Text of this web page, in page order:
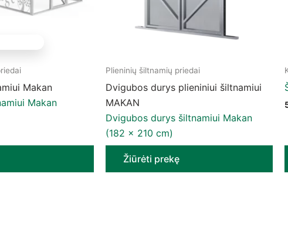
Makan
Makan
Plieninių šiltnamių priedai
Dvigubos durys šiltnamiui Makan
(182 x 210 cm)
Dvigubos durys plieniniui šiltnamiui
MAKAN
Žiūrėti prekę